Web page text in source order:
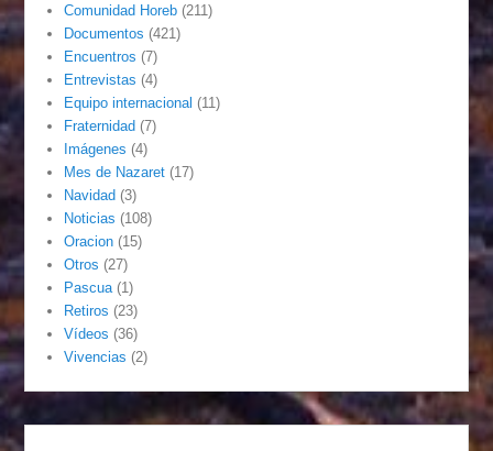
Comunidad Horeb (211)
Documentos (421)
Encuentros (7)
Entrevistas (4)
Equipo internacional (11)
Fraternidad (7)
Imágenes (4)
Mes de Nazaret (17)
Navidad (3)
Noticias (108)
Oracion (15)
Otros (27)
Pascua (1)
Retiros (23)
Vídeos (36)
Vivencias (2)